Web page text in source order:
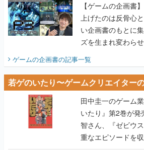
【ゲームの企画書
上げたのは反骨心
い企画書のもとに
ズを生まれ変わら
ビュー】
ゲームの企画書の記事一覧
若ゲのいたり〜ゲームクリエイター
田中圭一のゲーム
いたり』第2巻が
智さん、『ゼビウ
重なエピソードを